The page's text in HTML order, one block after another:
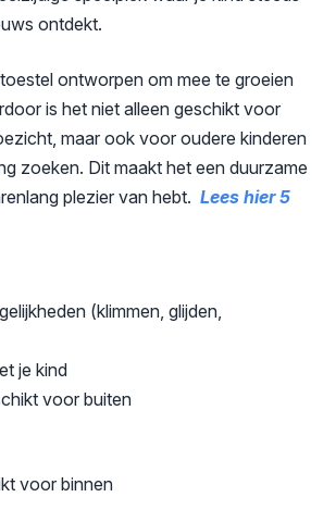
ontdekt.
ontworpen om mee te groeien
is het niet alleen geschikt voor
maar ook voor oudere kinderen
zoeken. Dit maakt het een duurzame
plezier van hebt. Lees hier 5
(klimmen, glijden,
je kind
voor buiten
voor binnen